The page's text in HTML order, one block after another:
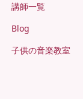
講師一覧
Blog
子供の音楽教室